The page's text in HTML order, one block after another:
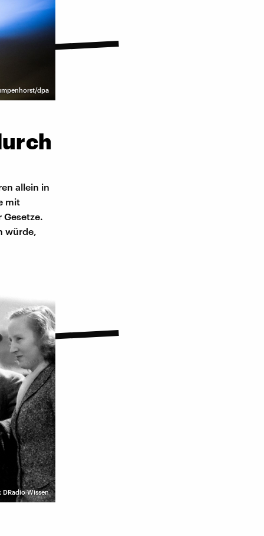
dpa
allein in
mit
würde,
DRadio Wissen